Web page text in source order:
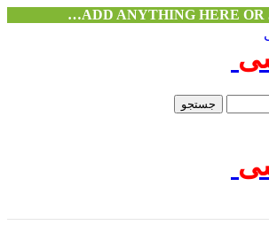
ADD ANYTHING HERE OR
جستجو